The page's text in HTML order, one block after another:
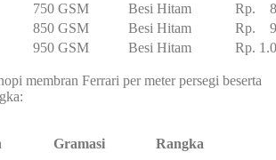
750 GSM Besi Hitam
Rp.
850 GSM Besi Hitam
Rp.
950 GSM Besi Hitam Rp.
membran Ferrari per meter persegi beserta
Gramasi Rangka